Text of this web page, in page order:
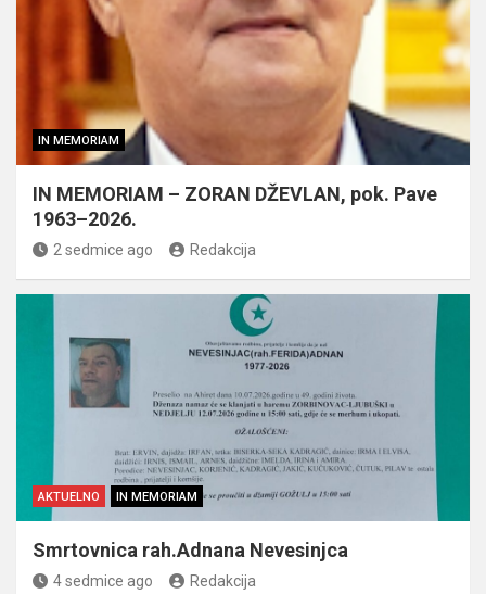
IN MEMORIAM
IN MEMORIAM – ZORAN DŽEVLAN, pok. Pave
1963–2026.
2 sedmice ago Redakcija
AKTUELNO IN MEMORIAM
Smrtovnica rah.Adnana Nevesinjca
4 sedmice ago Redakcija